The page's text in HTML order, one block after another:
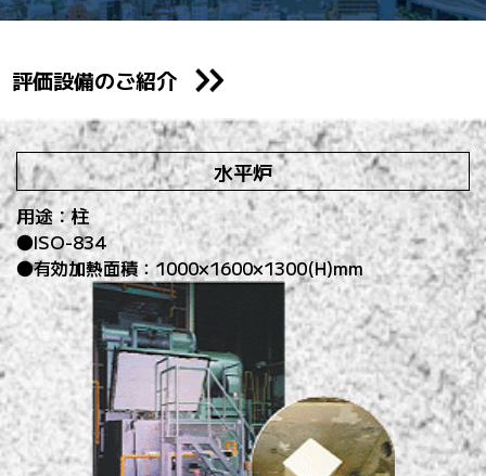
評価設備のご紹介
水平炉
用途：柱
ISO-834
有効加熱面積：1000×1600×1300(H)mm